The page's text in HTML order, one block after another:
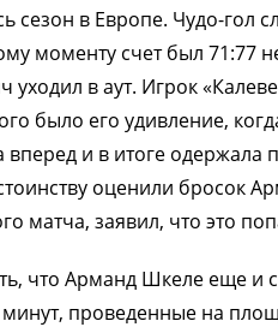
сезон в Европе. Чудо-гол
моменту счет был
в аут. Игрок
было его удивление,
и в итоге
оценили бросок
матча, заявил, что это
что Арманд Шкеле еще и
проведенные на